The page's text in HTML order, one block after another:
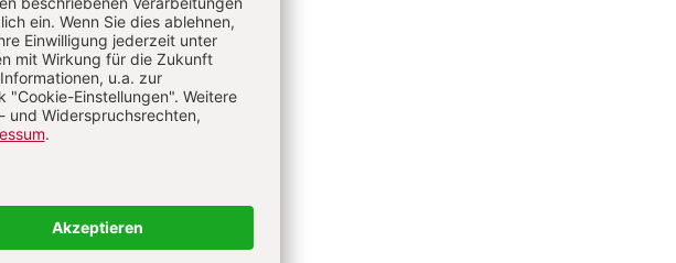
Hochschule Freiburg mit
Spracherwerb, Inklusion in
frühpädagogischer
Familien in pädagogischen